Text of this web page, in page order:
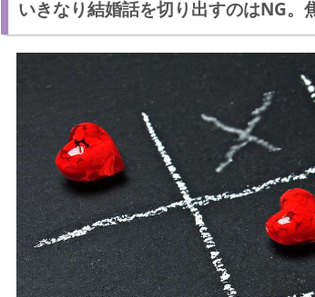
いきなり結婚話を切り出すのはNG。